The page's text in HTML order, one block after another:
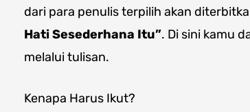
dari para penulis terpilih akan
Hati Sesederhana Itu”. Di sini kamu
melalui tulisan.
Kenapa Harus Ikut?